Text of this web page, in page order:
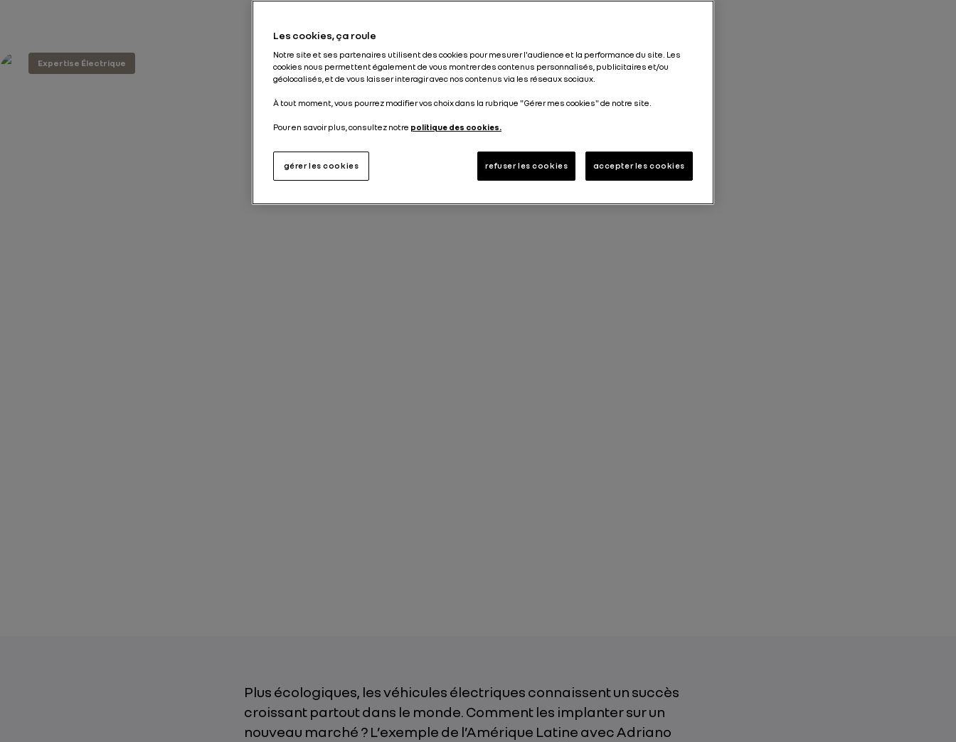
Expertise Électrique
Plus écologiques, les véhicules électriques connaissent un succès
croissant partout dans le monde. Comment les implanter sur un
nouveau marché ? L’exemple de l’Amérique Latine avec Adriano
Les cookies, ça roule
Notre site et ses partenaires utilisent des cookies pour mesurer l'audience et la performance du site. Les
cookies nous permettent également de vous montrer des contenus personnalisés, publicitaires et/ou
géolocalisés, et de vous laisser interagir avec nos contenus via les réseaux sociaux.
À tout moment, vous pourrez modifier vos choix dans la rubrique "Gérer mes cookies" de notre site.
Pour en savoir plus, consultez notre politique des cookies.
refuser les cookies accepter les cookies
gérer les cookies